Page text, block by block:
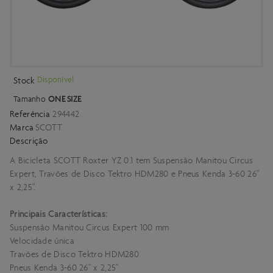
Stock Disponível
Tamanho ONE SIZE
Referência 294442
Marca SCOTT
Descrição
A Bicicleta SCOTT Roxter YZ 0.1 tem Suspensão Manitou Circus
Expert, Travões de Disco Tektro HDM280 e Pneus Kenda 3-60 26"
x 2,25".
Principais Características:
Suspensão Manitou Circus Expert 100 mm
Velocidade única
Travões de Disco Tektro HDM280
Pneus Kenda 3-60 26" x 2,25"